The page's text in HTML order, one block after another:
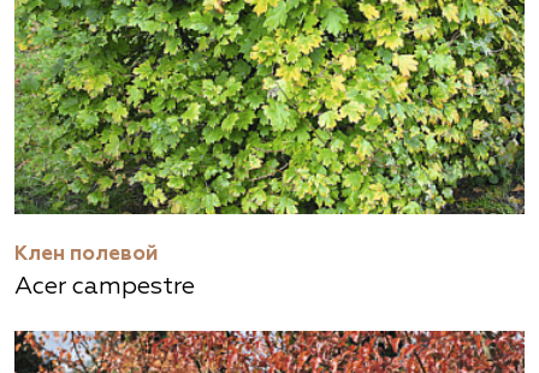
Клен полевой
Acer campestre